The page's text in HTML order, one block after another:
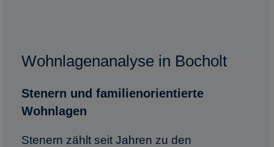
Wohnlagenanalyse in Bocholt
Stenern und familienorientierte
Wohnlagen
Stenern zählt seit Jahren zu den